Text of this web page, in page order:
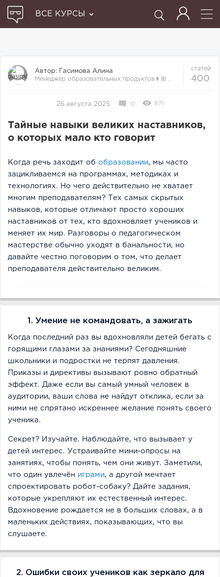
ВСЕ КУРСЫ
Автор: Гасимова Алина
Менеджер образовательных продуктов👩🏼‍ .
статей
400
26 августа 2025 0 871
Тайные навыки великих наставников,
о которых мало кто говорит
Когда речь заходит об образовании, мы часто
зацикливаемся на программах, методиках и
технологиях. Но чего действительно не хватает
многим преподавателям? Тех самых скрытых
навыков, которые отличают просто хороших
наставников от тех, кто вдохновляет учеников и
меняет их мир. Разговоры о педагогическом
мастерстве обычно уходят в банальности, но
давайте честно поговорим о том, что делает
преподавателя действительно великим.
1. Умение не командовать, а зажигать
Когда последний раз вы вдохновляли детей бегать с
горящими глазами за знаниями? Сегодняшние
школьники и подростки не терпят давления.
Приказы и директивы вызывают ровно обратный
эффект. Даже если вы самый умный человек в
аудитории, ваши слова не найдут отклика, если за
ними не спрятано искреннее желание понять своего
ученика.
Секрет? Изучайте. Наблюдайте, что вызывает у
детей интерес. Устраивайте мини-опросы на
занятиях, чтобы понять, чем они живут. Заметили,
что один увлечён играми, а другой мечтает
спроектировать робот-собаку? Дайте задания,
которые укрепляют их естественный интерес.
Вдохновение рождается не в больших словах, а в
маленьких действиях, показывающих, что вы
слушаете.
2. Ошибки своих учеников как зеркало для